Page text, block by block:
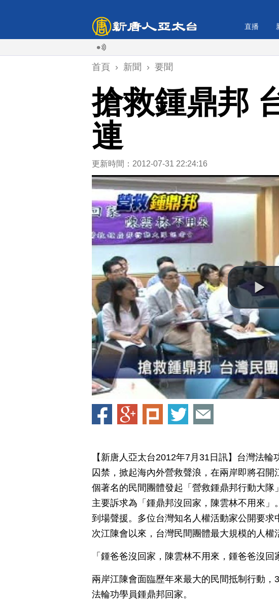
直播
首頁 › 新聞 › 要聞
搶救鍾鼎邦
連
更新時間：2012-07-31 22:24:16
【新唐人亞太台2012年7月31日訊】台灣法
囚禁，掀起海內外營救聲浪，在兩岸即將召
個著名的民間團體發起「營救鍾鼎邦行動大隊
主要訴求為「鍾鼎邦沒回家，陳雲林不用來
到場聲援。多位台灣知名人權活動家公開要
次江陳會以來，台灣民間團體最大規模的人權
「鍾爸爸沒回家，陳雲林不用來，鍾爸爸沒回
兩岸江陳會面臨歷年來最大的民間抵制行動
法輪功學員鍾鼎邦回家。